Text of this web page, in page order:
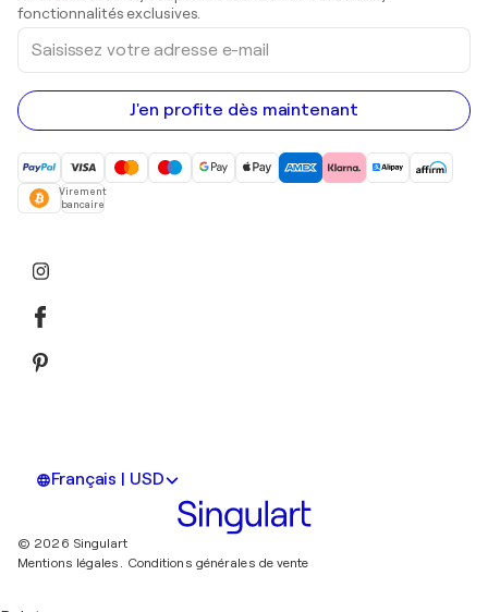
Peintures acryliques
fonctionnalités exclusives.
Saisissez
votre
adresse
e-
mail
J'en profite dès maintenant
Virement
bancaire
Français | USD
© 2026 Singulart
Mentions légales. Conditions générales de vente